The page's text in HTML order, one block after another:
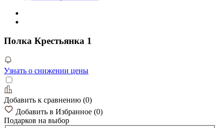
Полка Крестьянка 1
Узнать о снижении цены
Добавить к сравнению (0)
Добавить в Избранное (0)
Подарков на выбор